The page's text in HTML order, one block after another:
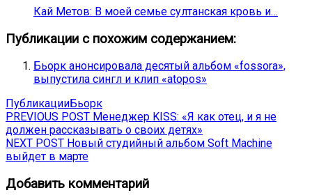
Кай Метов: В моей семье султанская кровь и…
Публикации с похожим содержанием:
Бьорк анонсировала десятый альбом «fossora»,
выпустила сингл и клип «atopos»
ПубликацииБьорк
Навигация
по
записям
PREVIOUS POST Previous
post:
Менеджер KISS: «Я как отец, и я не
должен рассказывать о своих детях»
NEXT POST Next
post:
Новый студийный альбом Soft Machine
выйдет в марте
Добавить комментарий